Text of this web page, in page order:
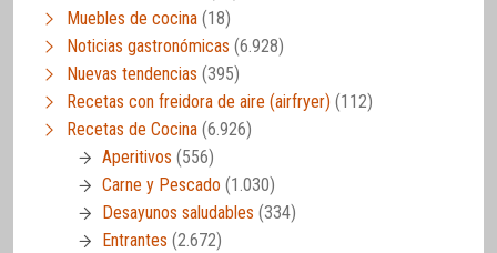
Muebles de cocina (18)
Noticias gastronómicas (6.928)
Nuevas tendencias (395)
Recetas con freidora de aire (airfryer) (112)
Recetas de Cocina (6.926)
Aperitivos (556)
Carne y Pescado (1.030)
Desayunos saludables (334)
Entrantes (2.672)